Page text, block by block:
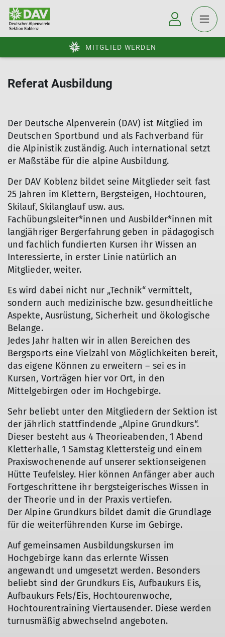
MITGLIED WERDEN
Referat Ausbildung
Der Deutsche Alpenverein (DAV) ist Mitglied im
Deutschen Sportbund und als Fachverband für
die Alpinistik zuständig. Auch international setzt
er Maßstäbe für die alpine Ausbildung.
Der DAV Koblenz bildet seine Mitglieder seit fast
25 Jahren im Klettern, Bergsteigen, Hochtouren,
Skilauf, Skilanglauf usw. aus.
Fachübungsleiter*innen und Ausbilder*innen mit
langjähriger Bergerfahrung geben in pädagogisch
und fachlich fundierten Kursen ihr Wissen an
Interessierte, in erster Linie natürlich an
Mitglieder, weiter.
Es wird dabei nicht nur „Technik“ vermittelt,
sondern auch medizinische bzw. gesundheitliche
Aspekte, Ausrüstung, Sicherheit und ökologische
Belange.
Jedes Jahr halten wir in allen Bereichen des
Bergsports eine Vielzahl von Möglichkeiten bereit,
das eigene Können zu erweitern – sei es in
Kursen, Vorträgen hier vor Ort, in den
Mittelgebirgen oder im Hochgebirge.
Sehr beliebt unter den Mitgliedern der Sektion ist
der jährlich stattfindende „Alpine Grundkurs“.
Dieser besteht aus 4 Theorieabenden, 1 Abend
Kletterhalle, 1 Samstag Klettersteig und einem
Praxiswochenende auf unserer sektionseigenen
Hütte Teufelsley. Hier können Anfänger aber auch
Fortgeschrittene ihr bergsteigerisches Wissen in
der Theorie und in der Praxis vertiefen.
Der Alpine Grundkurs bildet damit die Grundlage
für die weiterführenden Kurse im Gebirge.
Auf gemeinsamen Ausbildungskursen im
Hochgebirge kann das erlernte Wissen
angewandt und umgesetzt werden. Besonders
beliebt sind der Grundkurs Eis, Aufbaukurs Eis,
Aufbaukurs Fels/Eis, Hochtourenwoche,
Hochtourentraining Viertausender. Diese werden
turnusmäßig abwechselnd angeboten.